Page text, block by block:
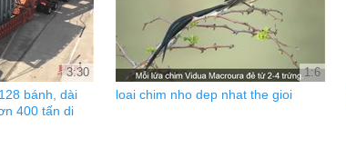
3:30
bánh, dài
400 tấn di
1:6
loai chim nho dep nhat the gioi